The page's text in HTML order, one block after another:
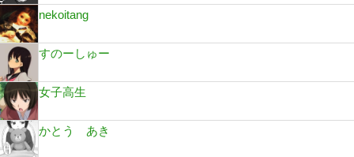
nekoitang
すのーしゅー
女子高生
かとう あき